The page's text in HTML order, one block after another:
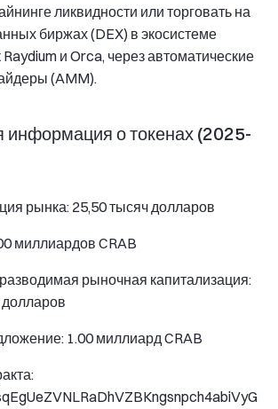
ликвидности или торговать на
биржах (DEX) в экосистеме
Raydium и Orca, через автоматические
(AMM).
информация о токенах (2025-
рынка: 25,50 тысяч долларов
миллиардов CRAB
рыночная капитализация:
1.00 миллиард CRAB